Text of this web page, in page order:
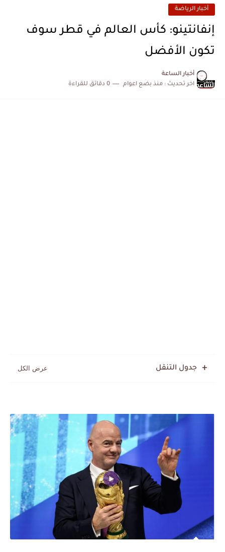
أخبار الرياضة
إنفانتينو: كأس العالم في قطر سوف
تكون الأفضل
أخبار الساعة
اخر تحديث : منذ بضع اعوام 0 دقائق للقراءة
جدول التنقل